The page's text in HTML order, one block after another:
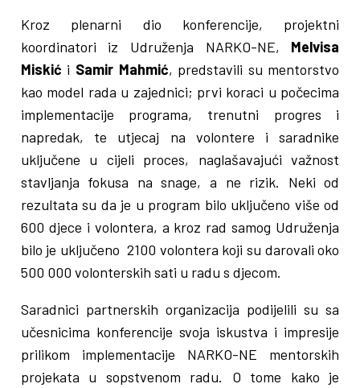
Kroz plenarni dio konferencije, projektni
koordinatori iz Udruženja NARKO-NE, Melvisa
Miskić i Samir Mahmić, predstavili su mentorstvo
kao model rada u zajednici; prvi koraci u počecima
implementacije programa, trenutni progres i
napredak, te utjecaj na volontere i saradnike
uključene u cijeli proces, naglašavajući važnost
stavljanja fokusa na snage, a ne rizik. Neki od
rezultata su da je u program bilo uključeno više od
600 djece i volontera, a kroz rad samog Udruženja
bilo je uključeno 2100 volontera koji su darovali oko
500 000 volonterskih sati u radu s djecom.
Saradnici partnerskih organizacija podijelili su sa
učesnicima konferencije svoja iskustva i impresije
prilikom implementacije NARKO-NE mentorskih
projekata u sopstvenom radu. O tome kako je